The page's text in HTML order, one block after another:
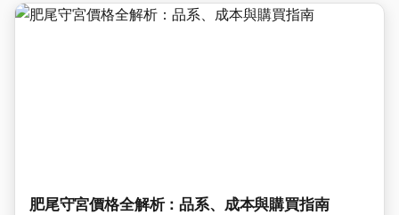
肥尾守宮價格全解析：品系、成本與購買指南